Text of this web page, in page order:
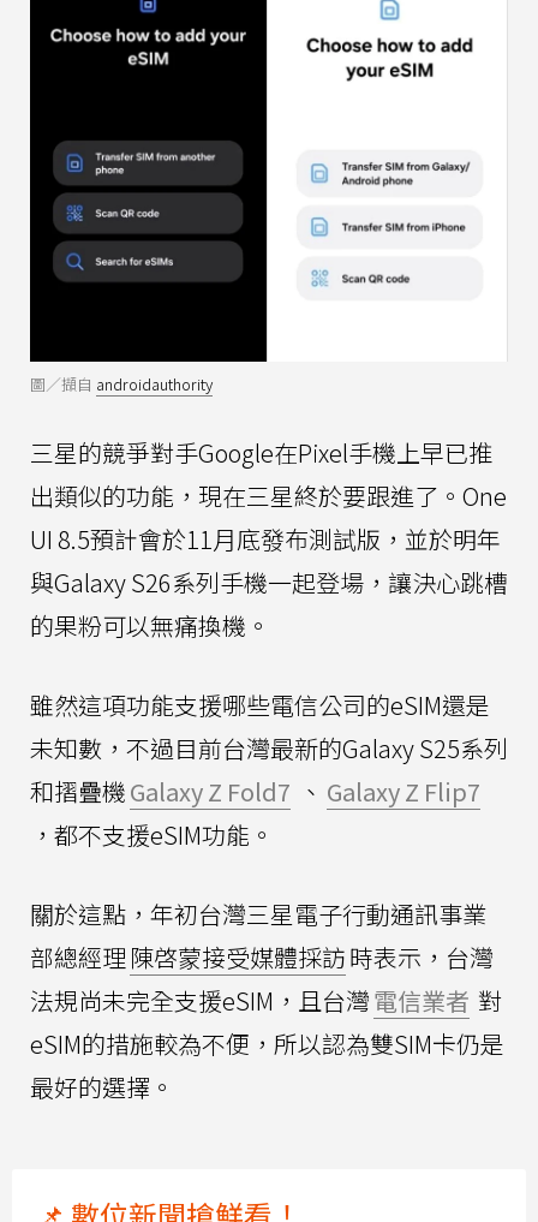
圖／擷自 androidauthority
三星的競爭對手Google在Pixel手機上早已推
出類似的功能，現在三星終於要跟進了。One
UI 8.5預計會於11月底發布測試版，並於明年
與Galaxy S26系列手機一起登場，讓決心跳槽
的果粉可以無痛換機。
雖然這項功能支援哪些電信公司的eSIM還是
未知數，不過目前台灣最新的Galaxy S25系列
和摺疊機Galaxy Z Fold7 、 Galaxy Z Flip7
，都不支援eSIM功能。
關於這點，年初台灣三星電子行動通訊事業
部總經理 陳啓蒙接受媒體採訪時表示，台灣
法規尚未完全支援eSIM，且台灣電信業者 對
eSIM的措施較為不便，所以認為雙SIM卡仍是
最好的選擇。